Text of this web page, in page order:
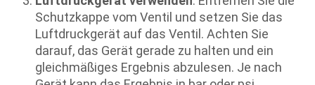
Schutzkappe vom Ventil und setzen Sie das
Luftdruckgerät auf das Ventil. Achten Sie
darauf, das Gerät gerade zu halten und ein
gleichmäßiges Ergebnis abzulesen. Je nach